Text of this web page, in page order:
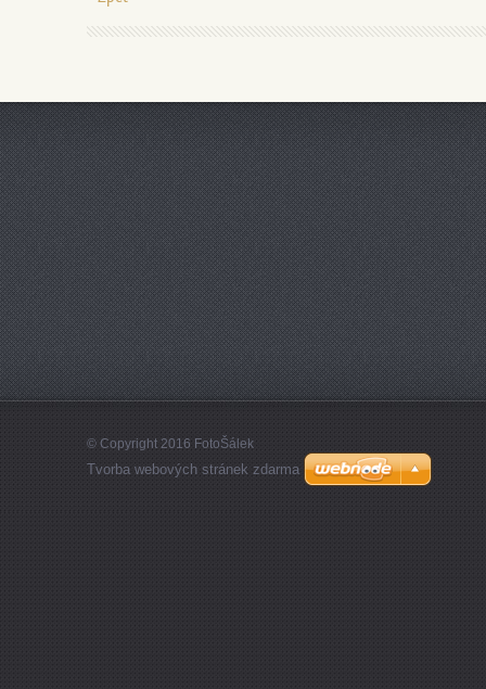
© Copyright 2016 FotoŠálek
Tvorba webových stránek zdarma